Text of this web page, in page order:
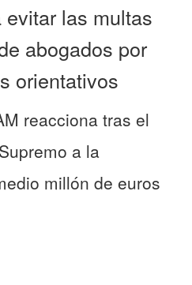
las multas
abogados por
orientativos
reacciona tras el
a la
millón de euros